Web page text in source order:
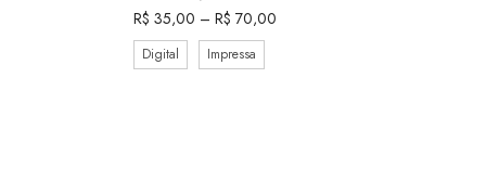
R$ 35,00 – R$ 70,00
Digital Impressa